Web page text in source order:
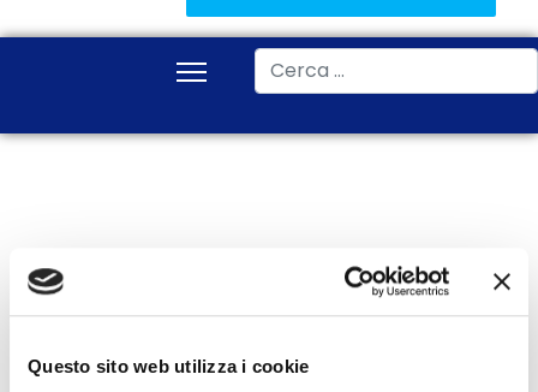
Questo sito web utilizza i cookie
Cerca
Vacanze invernali
Inserisci parte del titolo Filtro
Pulisci